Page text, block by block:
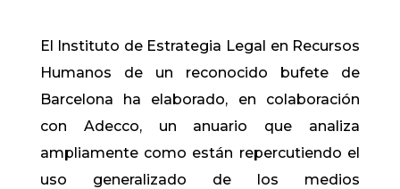
El Instituto de Estrategia Legal en Recursos
Humanos de un reconocido bufete de
Barcelona ha elaborado, en colaboración
con Adecco, un anuario que analiza
ampliamente como están repercutiendo el
uso generalizado de los medios